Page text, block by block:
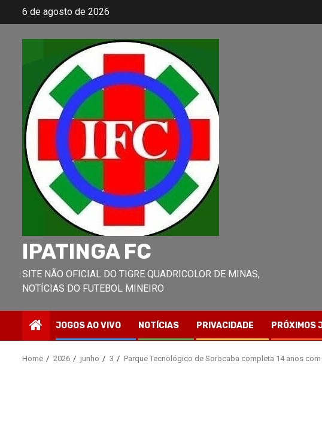
6 de agosto de 2026
IPATINGA FC
SITE NÃO OFICIAL DO TIGRE QUADRICOLOR DE MINAS,
NOTÍCIAS DO FUTEBOL MINEIRO
JOGOS AO VIVO NOTÍCIAS PRIVACIDADE PRÓXIMOS
Home 2026 junho 3 Parque Tecnológico de Sorocaba completa 14 anos